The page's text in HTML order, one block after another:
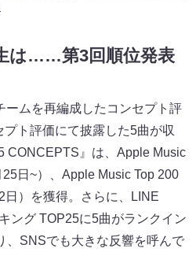
は……第3回順位発表
ームを再編成したコンセプト評
ト評価にて披露した5曲が収
CONCEPTS』は、Apple Music
日~）、Apple Music Top 200
）を獲得。さらに、LINE
ング TOP25に5曲がランクイン
、SNSでも大きな反響を呼んで